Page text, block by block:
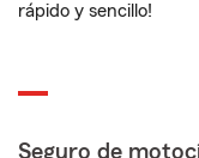
rápido y sencillo!
Seguro de